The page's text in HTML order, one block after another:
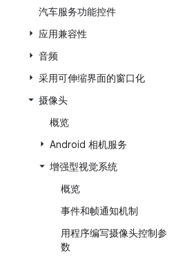
汽车服务功能控件
应用兼容性
音频
采用可伸缩界面的窗口化
摄像头
概览
Android 相机服务
增强型视觉系统
概览
事件和帧通知机制
用程序编写摄像头控制参
数